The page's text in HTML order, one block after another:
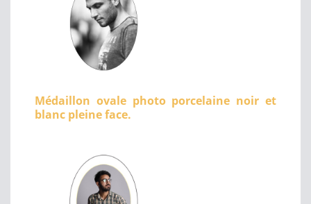
Médaillon ovale photo porcelaine noir et
blanc pleine face.